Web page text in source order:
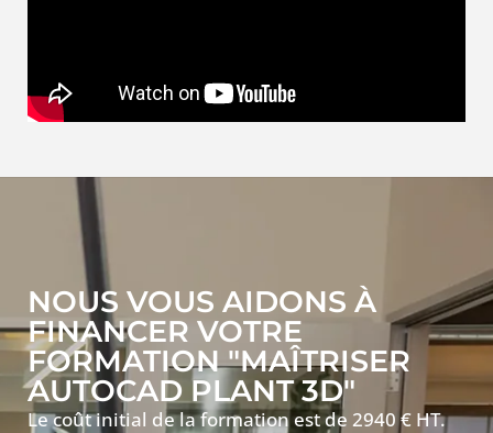
NOUS VOUS AIDONS À
FINANCER VOTRE
FORMATION "MAÎTRISER
AUTOCAD PLANT 3D"
Le coût initial de la formation est de 2940 € HT.